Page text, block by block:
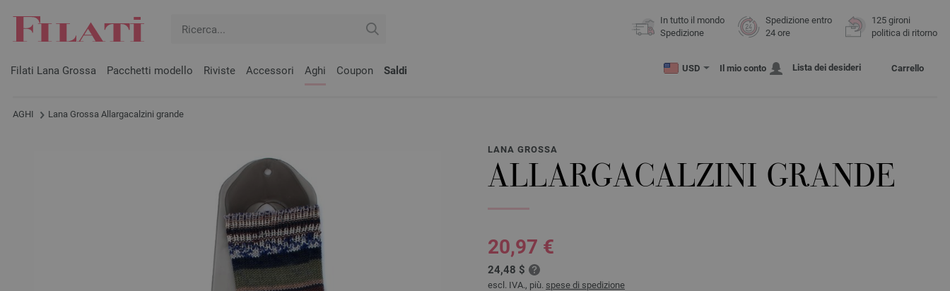
In tutto il mondo
Spedizione
Spedizione entro
24 ore
125 gironi
politica di ritorno
Filati Lana Grossa Pacchetti modello Riviste Accessori Aghi Coupon Saldi USD Il mio conto Lista dei desideri Carrello
AGHI Lana Grossa Allargacalzini grande
LANA GROSSA
ALLARGACALZINI GRANDE
20,97 €
24,48 $
escl. IVA., più. spese di spedizione